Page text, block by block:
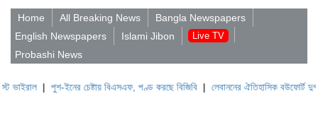
Home All Breaking News
Bangla Newspapers
English Newspapers
Islami Jibon Live TV
Probashi News
ইনের চেষ্টায় বিএসএফ, পণ্ড করছে বিজিবি|লেবাননের ঐতিহাসিক বউফোর্ট দুর্গ দখল করল